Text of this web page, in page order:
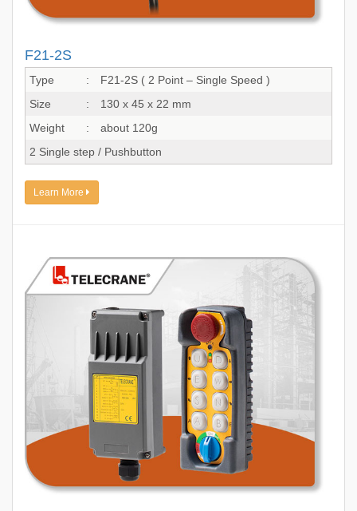
F21-2S
Type :
F21-2S ( 2 Point – Single Speed )
Size
:
130 x 45 x 22 mm
Weight
:
about 120g
2 Single step / Pushbutton
Learn More